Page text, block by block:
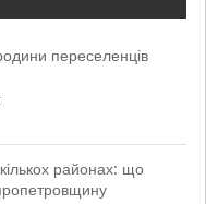
переселенців
районах: що